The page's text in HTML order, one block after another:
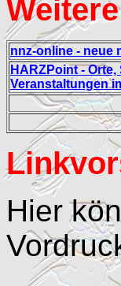
nnz-online - neue
HARZPoint -
Veranstaltungen
Hier